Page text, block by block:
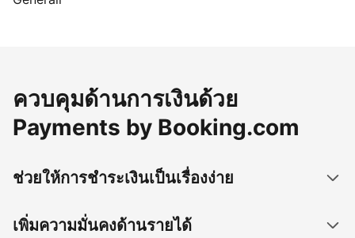
ควบคุมด้านการเงินด้วย
Payments by Booking.com
ช่วยให้การชำระเงินเป็นเรื่องง่าย
เพิ่มความมั่นคงด้านรายได้